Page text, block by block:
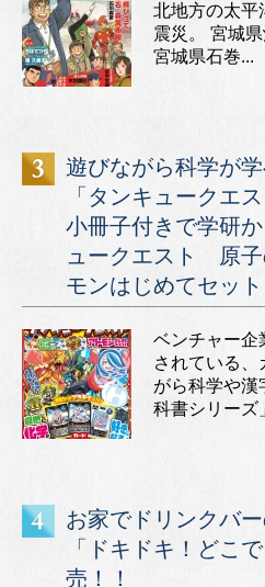
北地方の太平
震災。 宮城
宮城県石巻...
遊びながら科学が
「タンキュークエ
小冊子付きで学研
ュークエスト 原
モンはじめてセット
ベンチャー企
されている、
がら科学や漢
科書シリーズ
お家でドリンクバ
「ドキドキ！どこ
売！！